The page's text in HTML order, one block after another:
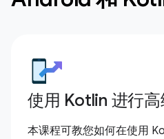
使用 Kotlin 进行
本课程可教您如何在使用